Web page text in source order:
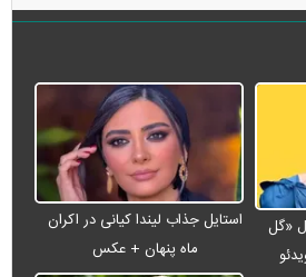
بعد از ۲۸ سال «گل
استایل جذاب لیندا کیانی در اکران
ماه پنهان + عکس